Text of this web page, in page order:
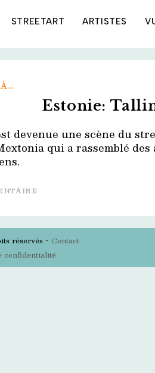
STREETART ARTISTES
Estonie:
devenue une scène du
qui a rassemblé
réservés - Contact
confidentialité